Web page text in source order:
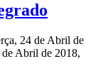
24 de Abril de
Abril de 2018,